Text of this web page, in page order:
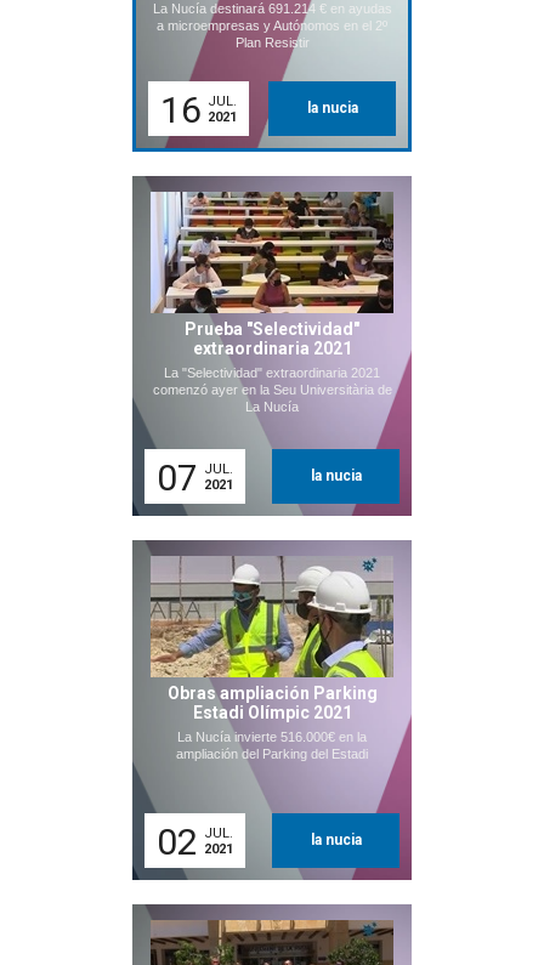
La Nucía destinará 691.214 € en ayudas
a microempresas y Autónomos en el 2º
Plan Resistir
16 JUL.
2021
la nucia
Prueba "Selectividad"
extraordinaria 2021
La "Selectividad" extraordinaria 2021
comenzó ayer en la Seu Universitària de
La Nucía
07
JUL.
2021
la nucia
Obras ampliación Parking
Estadi Olímpic 2021
La Nucía invierte 516.000€ en la
ampliación del Parking del Estadi
02
JUL.
2021
la nucia